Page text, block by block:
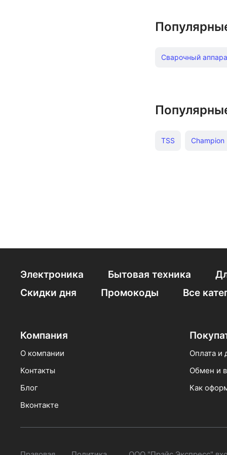
Сварочный
Сварочный
Сварочный
Чёрные по
Ресанта 190
Сварочный
TSS Champion
Электроника Бытовая техника
Скидки дня
Промокоды Все
Компания
О компании
Контакты
Блог
Вконтакте
Оплата и
Обмен и
Как